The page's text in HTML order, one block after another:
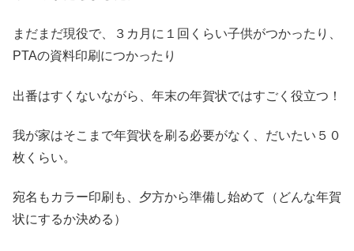
まだまだ現役で、３カ月に１回くらい子供がつかったり、
PTAの資料印刷につかったり
出番はすくないながら、年末の年賀状ではすごく役立つ！
我が家はそこまで年賀状を刷る必要がなく、だいたい５０
枚くらい。
宛名もカラー印刷も、夕方から準備し始めて（どんな年賀
状にするか決める）